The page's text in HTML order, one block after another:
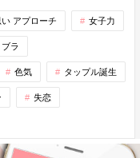
い アプローチ 女子力
ラ
色気 タップル誕生
失恋